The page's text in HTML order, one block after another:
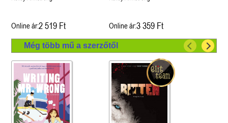
Online ár:2 519 Ft Online ár:3 359 Ft
Még több mű a szerzőtől